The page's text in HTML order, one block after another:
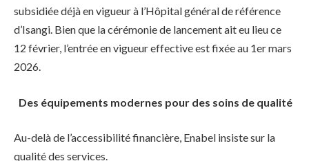
subsidiée déjà en vigueur à l’Hôpital général de référence
d’Isangi. Bien que la cérémonie de lancement ait eu lieu ce
12 février, l’entrée en vigueur effective est fixée au 1er mars
2026.
Des équipements modernes pour des soins de qualité
Au-delà de l’accessibilité financière, Enabel insiste sur la
qualité des services.